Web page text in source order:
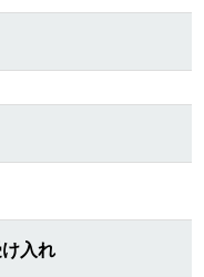
入れ